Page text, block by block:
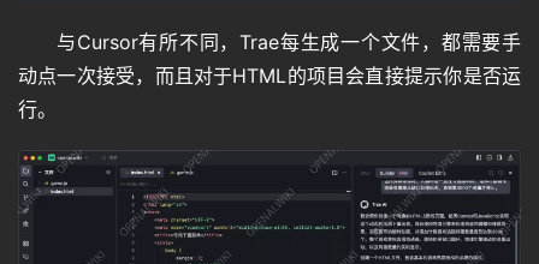
与Cursor有所不同，Trae每生成一个文件，都需要手
动点一次接受，而且对于HTML的项目会直接提示你是否运
行。